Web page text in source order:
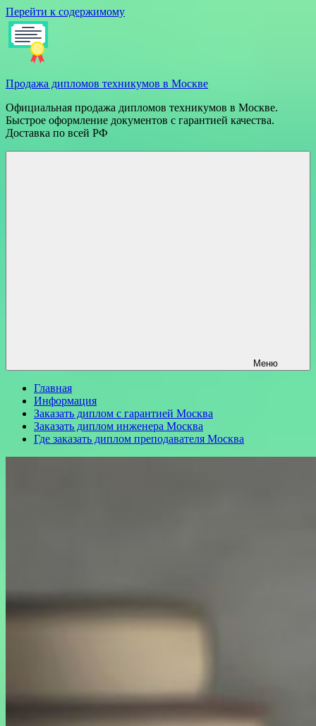
Перейти к содержимому
Продажа дипломов техникумов в Москве
Официальная продажа дипломов техникумов в Москве.
Быстрое оформление документов с гарантией качества.
Доставка по всей РФ
Меню
Главная
Информация
Заказать диплом с гарантией Москва
Заказать диплом инженера Москва
Где заказать диплом преподавателя Москва